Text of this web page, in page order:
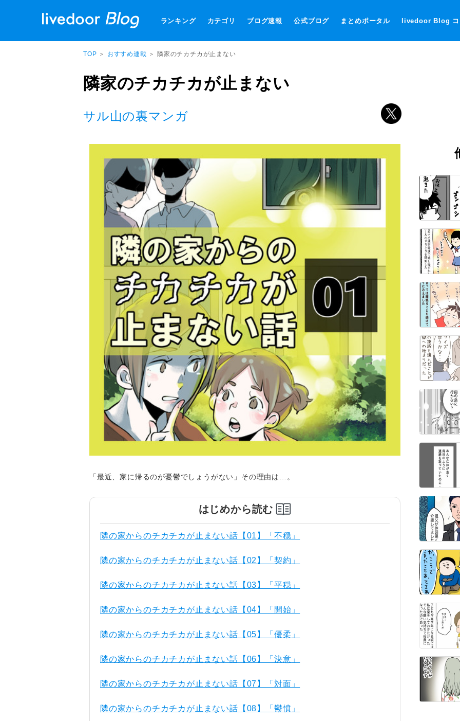
ランキング カテゴリ ブログ速報 公式ブログ まとめポータル livedoor Blog コ
TOP ＞ おすすめ連載 ＞ 隣家のチカチカが止まない
隣家のチカチカが止まない
サル山の裏マンガ
「最近、家に帰るのが憂鬱でしょうがない」その理由は…。
はじめから読む
隣の家からのチカチカが止まない話【01】「不穏」
隣の家からのチカチカが止まない話【02】「契約」
隣の家からのチカチカが止まない話【03】「平穏」
隣の家からのチカチカが止まない話【04】「開始」
隣の家からのチカチカが止まない話【05】「優柔」
隣の家からのチカチカが止まない話【06】「決意」
隣の家からのチカチカが止まない話【07】「対面」
隣の家からのチカチカが止まない話【08】「鬱憤」